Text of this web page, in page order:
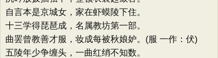
自言本是京城女，家在虾蟆陵下住。
十三学得琵琶成，名属教坊第一部。
曲罢曾教善才服，妆成每被秋娘妒。(服 一作：伏)
五陵年少争缠头，一曲红绡不知数。